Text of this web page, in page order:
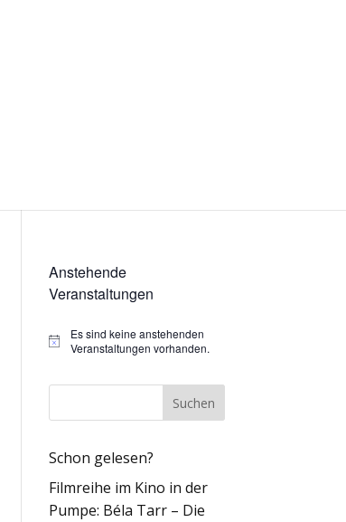
Anstehende
Veranstaltungen
Hinweis
Es sind keine anstehenden
Veranstaltungen vorhanden.
Schon gelesen?
Filmreihe im Kino in der
Pumpe: Béla Tarr – Die